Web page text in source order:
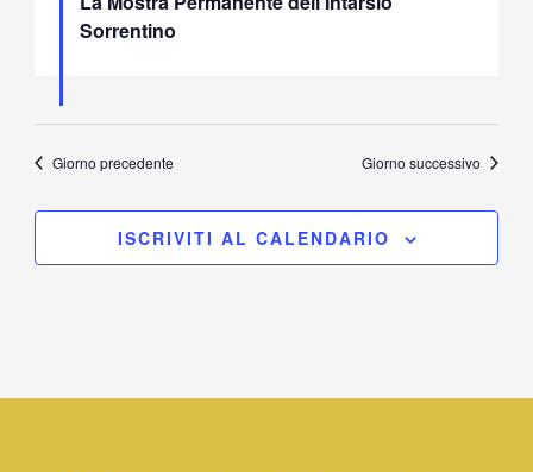
Sorrentino
Giorno precedente Giorno successivo
ISCRIVITI AL CALENDARIO